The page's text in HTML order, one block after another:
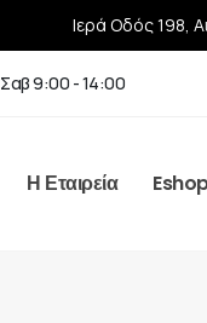
Ιερά Οδός 198,
Σαβ 9:00 - 14:00
Η Εταιρεία